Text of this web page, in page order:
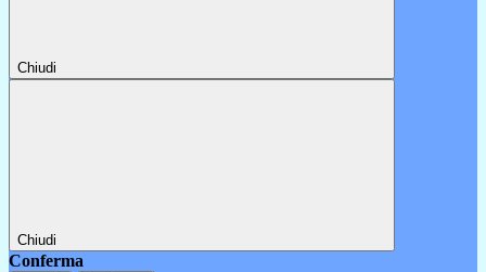
Chiudi
Chiudi
Conferma